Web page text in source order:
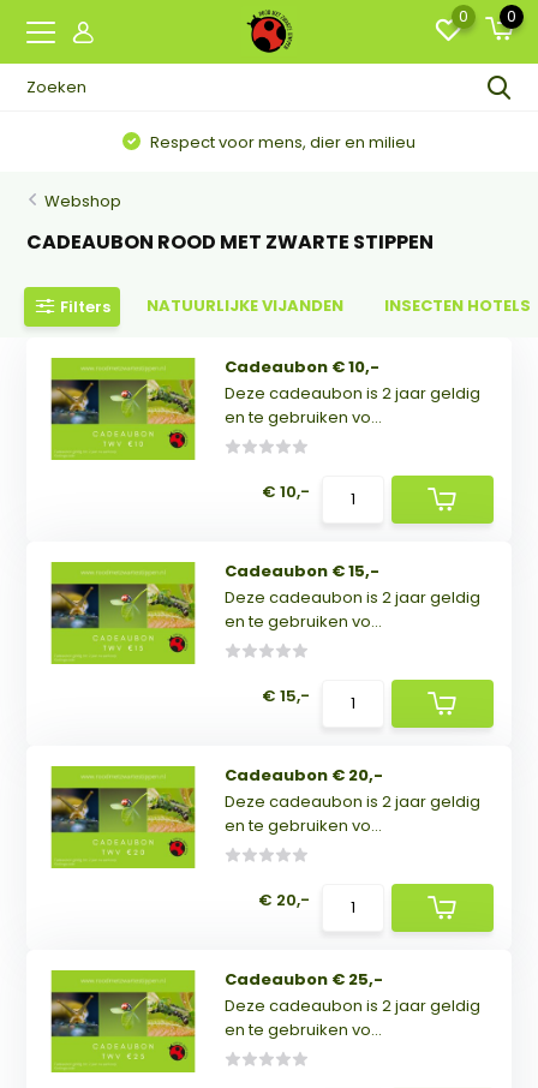
0 0
Respect voor mens, dier en milieu
Webshop
CADEAUBON ROOD MET ZWARTE STIPPEN
Filters NATUURLIJKE VIJANDEN INSECTEN HOTELS
Cadeaubon € 10,-
Deze cadeaubon is 2 jaar geldig
en te gebruiken vo...
€ 10,-
Cadeaubon € 15,-
Deze cadeaubon is 2 jaar geldig
en te gebruiken vo...
€ 15,-
Cadeaubon € 20,-
Deze cadeaubon is 2 jaar geldig
en te gebruiken vo...
€ 20,-
Cadeaubon € 25,-
Deze cadeaubon is 2 jaar geldig
en te gebruiken vo...